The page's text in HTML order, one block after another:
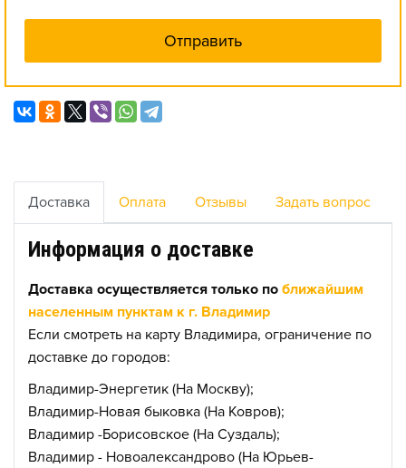
Доставка Оплата Отзывы Задать вопрос
Информация о доставке
Доставка осуществляется только по ближайшим
населенным пунктам к г. Владимир
Если смотреть на карту Владимира, ограничение по
доставке до городов:
Владимир-Энергетик (На Москву);
Владимир-Новая быковка (На Ковров);
Владимир -Борисовское (На Суздаль);
Владимир - Новоалександрово (На Юрьев-